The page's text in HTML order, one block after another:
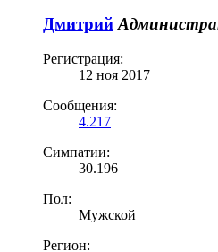
Дмитрий
Регистрация:
12 ноя 2017
Сообщения:
4.217
Симпатии:
30.196
Пол:
Мужской
Регион: